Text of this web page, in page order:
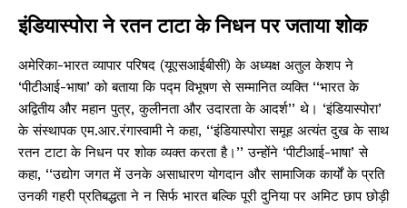
इंडियास्पोरा ने रतन टाटा के निधन पर जताया शोक
अमेरिका-भारत व्यापार परिषद (यूएसआईबीसी) के अध्यक्ष अतुल केशप ने
‘पीटीआई-भाषा’ को बताया कि पद्म विभूषण से सम्मानित व्यक्ति ‘‘भारत के
अद्वितीय और महान पुत्र, कुलीनता और उदारता के आदर्श’’ थे। ‘इंडियास्पोरा’
के संस्थापक एम.आर.रंगास्वामी ने कहा, ‘‘इंडियास्पोरा समूह अत्यंत दुख के साथ
रतन टाटा के निधन पर शोक व्यक्त करता है।’’ उन्होंने ‘पीटीआई-भाषा’ से
कहा, ‘‘उद्योग जगत में उनके असाधारण योगदान और सामाजिक कार्यों के प्रति
उनकी गहरी प्रतिबद्धता ने न सिर्फ भारत बल्कि पूरी दुनिया पर अमिट छाप छोड़ी